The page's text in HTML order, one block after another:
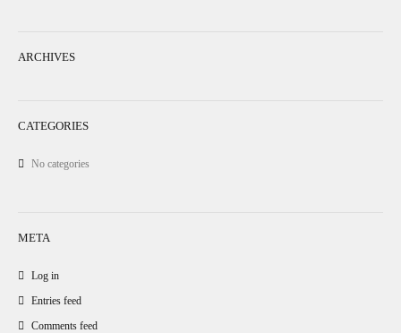
ARCHIVES
CATEGORIES
No categories
META
Log in
Entries feed
Comments feed